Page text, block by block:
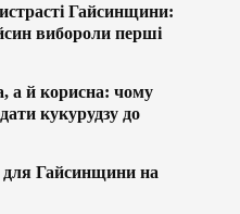
Гайсинщини:
вибороли перші
а й корисна: чому
кукурудзу до
для Гайсинщини на